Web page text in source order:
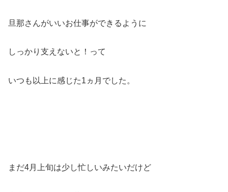
旦那さんがいいお仕事ができるように
しっかり支えないと！って
いつも以上に感じた1ヵ月でした。
まだ4月上旬は少し忙しいみたいだけど